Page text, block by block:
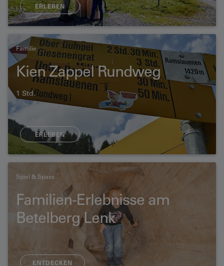
ERLEBEN
Familie
Kien Zappel Rundweg
1 Std.
ERLEBEN
Spiel & Spass
Familien-Erlebnisse am
Betelberg Lenk
ENTDECKEN